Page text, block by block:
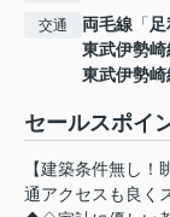
交通 両毛線 「足
東武伊勢崎
東武伊勢崎
セールスポイ
【建築条件無し
通アクセスも良く